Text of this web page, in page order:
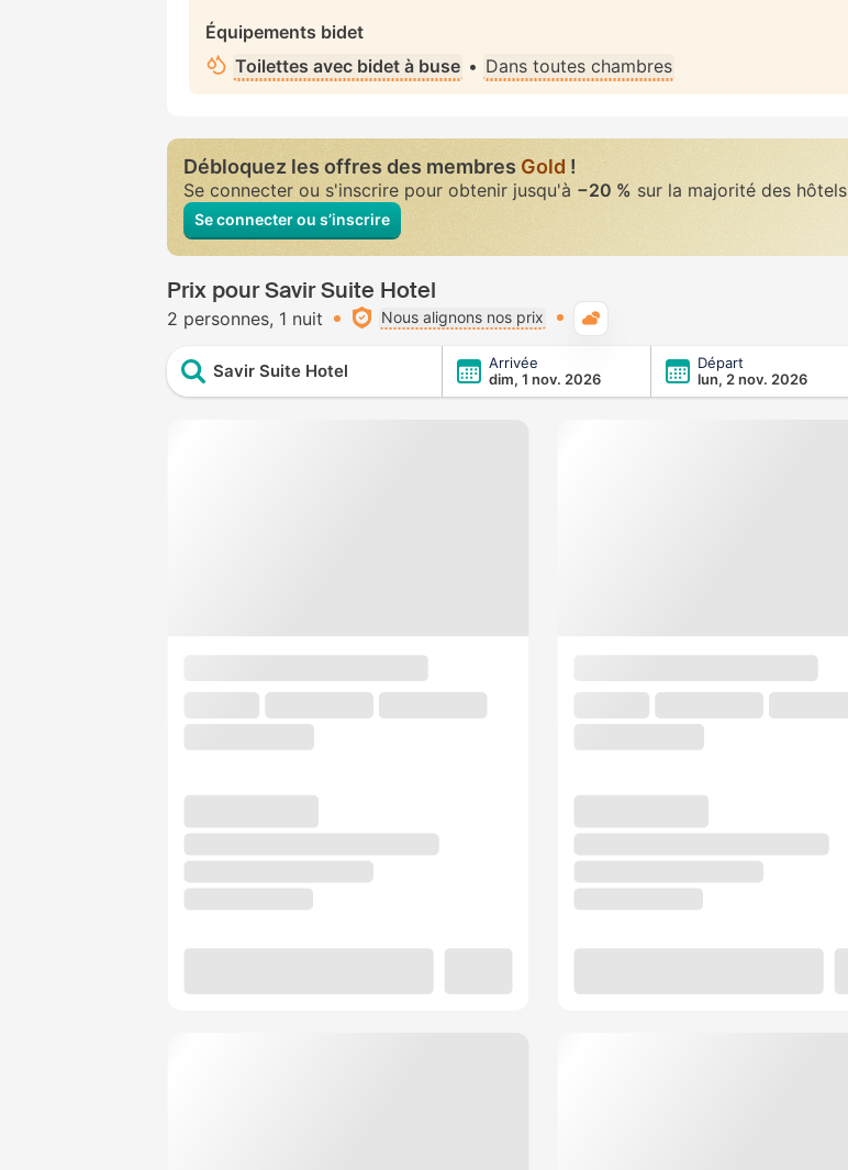
Équipements bidet
Toilettes avec bidet à buse • Dans toutes chambres
Débloquez les offres des membresGold!
Se connecter ou s'inscrire pour obtenir jusqu'à −20 % sur la majorité des hôtels
Se connecter ou s’inscrire
Prix pour Savir Suite Hotel
2 personnes 1 nuit Nous alignons nos prix
Savir Suite Hotel
Arrivée
dim, 1 nov. 2026
Départ
lun, 2 nov. 2026